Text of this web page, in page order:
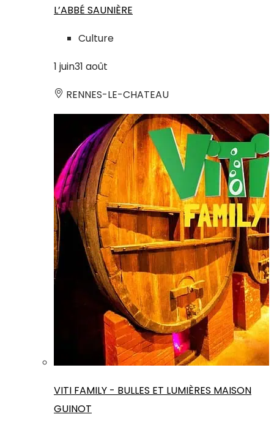
L’ABBÉ SAUNIÈRE
Culture
1 juin31 août
RENNES-LE-CHATEAU
VITI FAMILY - BULLES ET LUMIÈRES MAISON
GUINOT